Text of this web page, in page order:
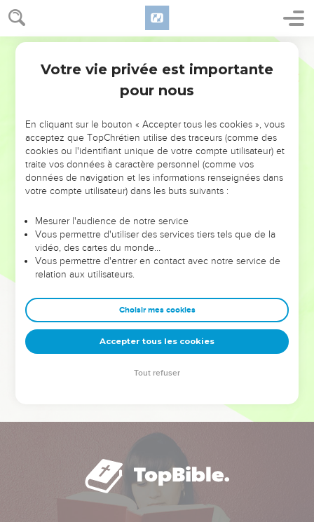
NE MANQUEZ PAS L’ÉVÉNEMENT
DE L’ANNÉE !
ET SI LEURS ERREURS POUVAIENT VOUS ÉVITER LES
VOTRES ?
leur foi ou leur vision. Mais on voit moins les doutes, les erreurs
et les saisons difficiles qu'ils ont traversés, alors même que ce
sont elles qui les ont façonnés.
Dans cette conférence, leaders, entrepreneurs, et responsables
clés pour avancer avec plus de sagesse afin que leurs erreurs
deviennent vos tremplins. Que vous guidiez un ministère, une
équipe, un groupe ou une famille, leur expérience est faite
pour vous.
Votre vie privée est importante
pour nous
En cliquant sur le bouton « Accepter tous les cookies », vous
acceptez que TopChrétien utilise des traceurs (comme des
cookies ou l'identifiant unique de votre compte utilisateur) et
traite vos données à caractère personnel (comme vos
données de navigation et les informations renseignées dans
votre compte utilisateur) dans les buts suivants :
Mesurer l'audience de notre service
Vous permettre d'utiliser des services tiers tels que de la
vidéo, des cartes du monde…
Vous permettre d'entrer en contact avec notre service de
relation aux utilisateurs.
Choisir mes cookies
Accepter tous les cookies
Tout refuser